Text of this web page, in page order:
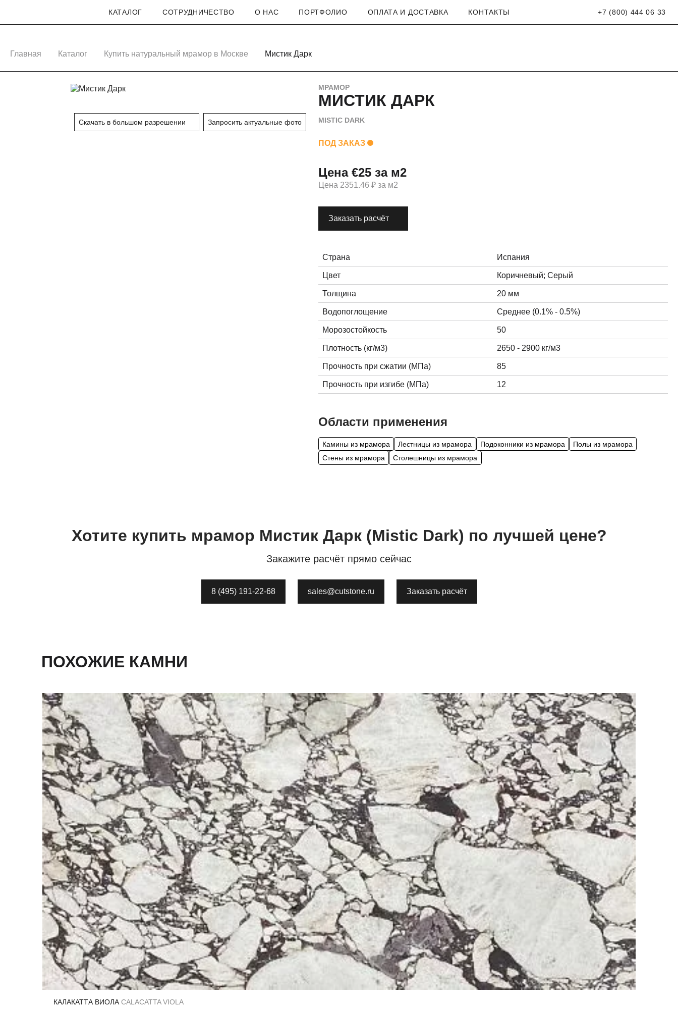
КАТАЛОГ СОТРУДНИЧЕСТВО О НАС ПОРТФОЛИО ОПЛАТА И ДОСТАВКА КОНТАКТЫ Открыть поиск
+7 (800) 444 06 33
Главная Каталог Купить натуральный мрамор в Москве Мистик Дарк
Скачать в большом разрешении Запросить актуальные фото
МРАМОР
МИСТИК ДАРК
MISTIC DARK
ПОД ЗАКАЗ
Цена €25 за м2
Цена 2351.46 ₽ за м2
Заказать расчёт
Страна Испания
Цвет Коричневый; Серый
Толщина 20 мм
Водопоглощение Среднее (0.1% - 0.5%)
Морозостойкость 50
Плотность (кг/м3) 2650 - 2900 кг/м3
Прочность при сжатии (МПа) 85
Прочность при изгибе (МПа) 12
Области применения
Камины из мрамора Лестницы из мрамора Подоконники из мрамора
Полы из мрамора
Стены из мрамора
Столешницы из мрамора
Хотите купить мрамор Мистик Дарк (Mistic Dark) по лучшей цене?
Закажите расчёт прямо сейчас
8 (495) 191-22-68 sales@cutstone.ru Заказать расчёт
ПОХОЖИЕ КАМНИ
КАЛАКАТТА ВИОЛА CALACATTA VIOLA